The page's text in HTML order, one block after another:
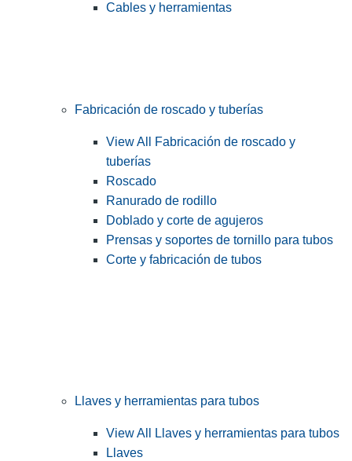
Cables y herramientas
Fabricación de roscado y tuberías
View All Fabricación de roscado y
tuberías
Roscado
Ranurado de rodillo
Doblado y corte de agujeros
Prensas y soportes de tornillo para tubos
Corte y fabricación de tubos
Llaves y herramientas para tubos
View All Llaves y herramientas para tubos
Llaves